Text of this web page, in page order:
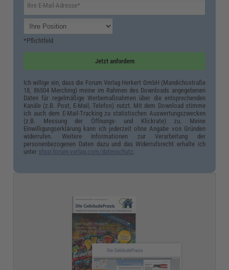
*Pflichtfeld
Jetzt anfordern
Ich willige ein, dass die Forum Verlag Herkert GmbH (Mandichostraße
18, 86504 Merching) meine im Rahmen des Downloads angegebenen
Daten für regelmäßige Werbemaßnahmen über die entsprechenden
Kanäle (z.B. Post, E-Mail, Telefon) nutzt. Mit dem Download stimme
ich auch dem E-Mail-Tracking zu statistischen Auswertungszwecken
(z.B. Messung der Öffnungs- und Klickrate) zu. Meine
Einwilligungserklärung kann ich jederzeit ohne Angabe von Gründen
widerrufen. Weitere Informationen zur Verarbeitung der
personenbezogenen Daten dazu und das Widerrufsrecht erhalte ich
unter shop.forum-verlag.com/datenschutz.